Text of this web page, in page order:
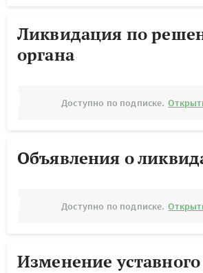
Ликвидация по
органа
Доступно по подписке.
Объявления о
Доступно по подписке.
Изменение